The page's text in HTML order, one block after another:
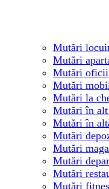
Mutări
Mutări
Mutări oficii
Mutări
Mutări la
Mutări în alt
Mutări în
Mutări
Mutări
Mutări
Mutări
Mutări